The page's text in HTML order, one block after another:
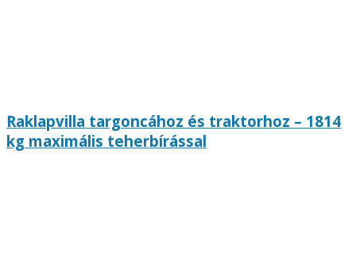
Raklapvilla targoncához és traktorhoz – 1814
kg maximális teherbírással